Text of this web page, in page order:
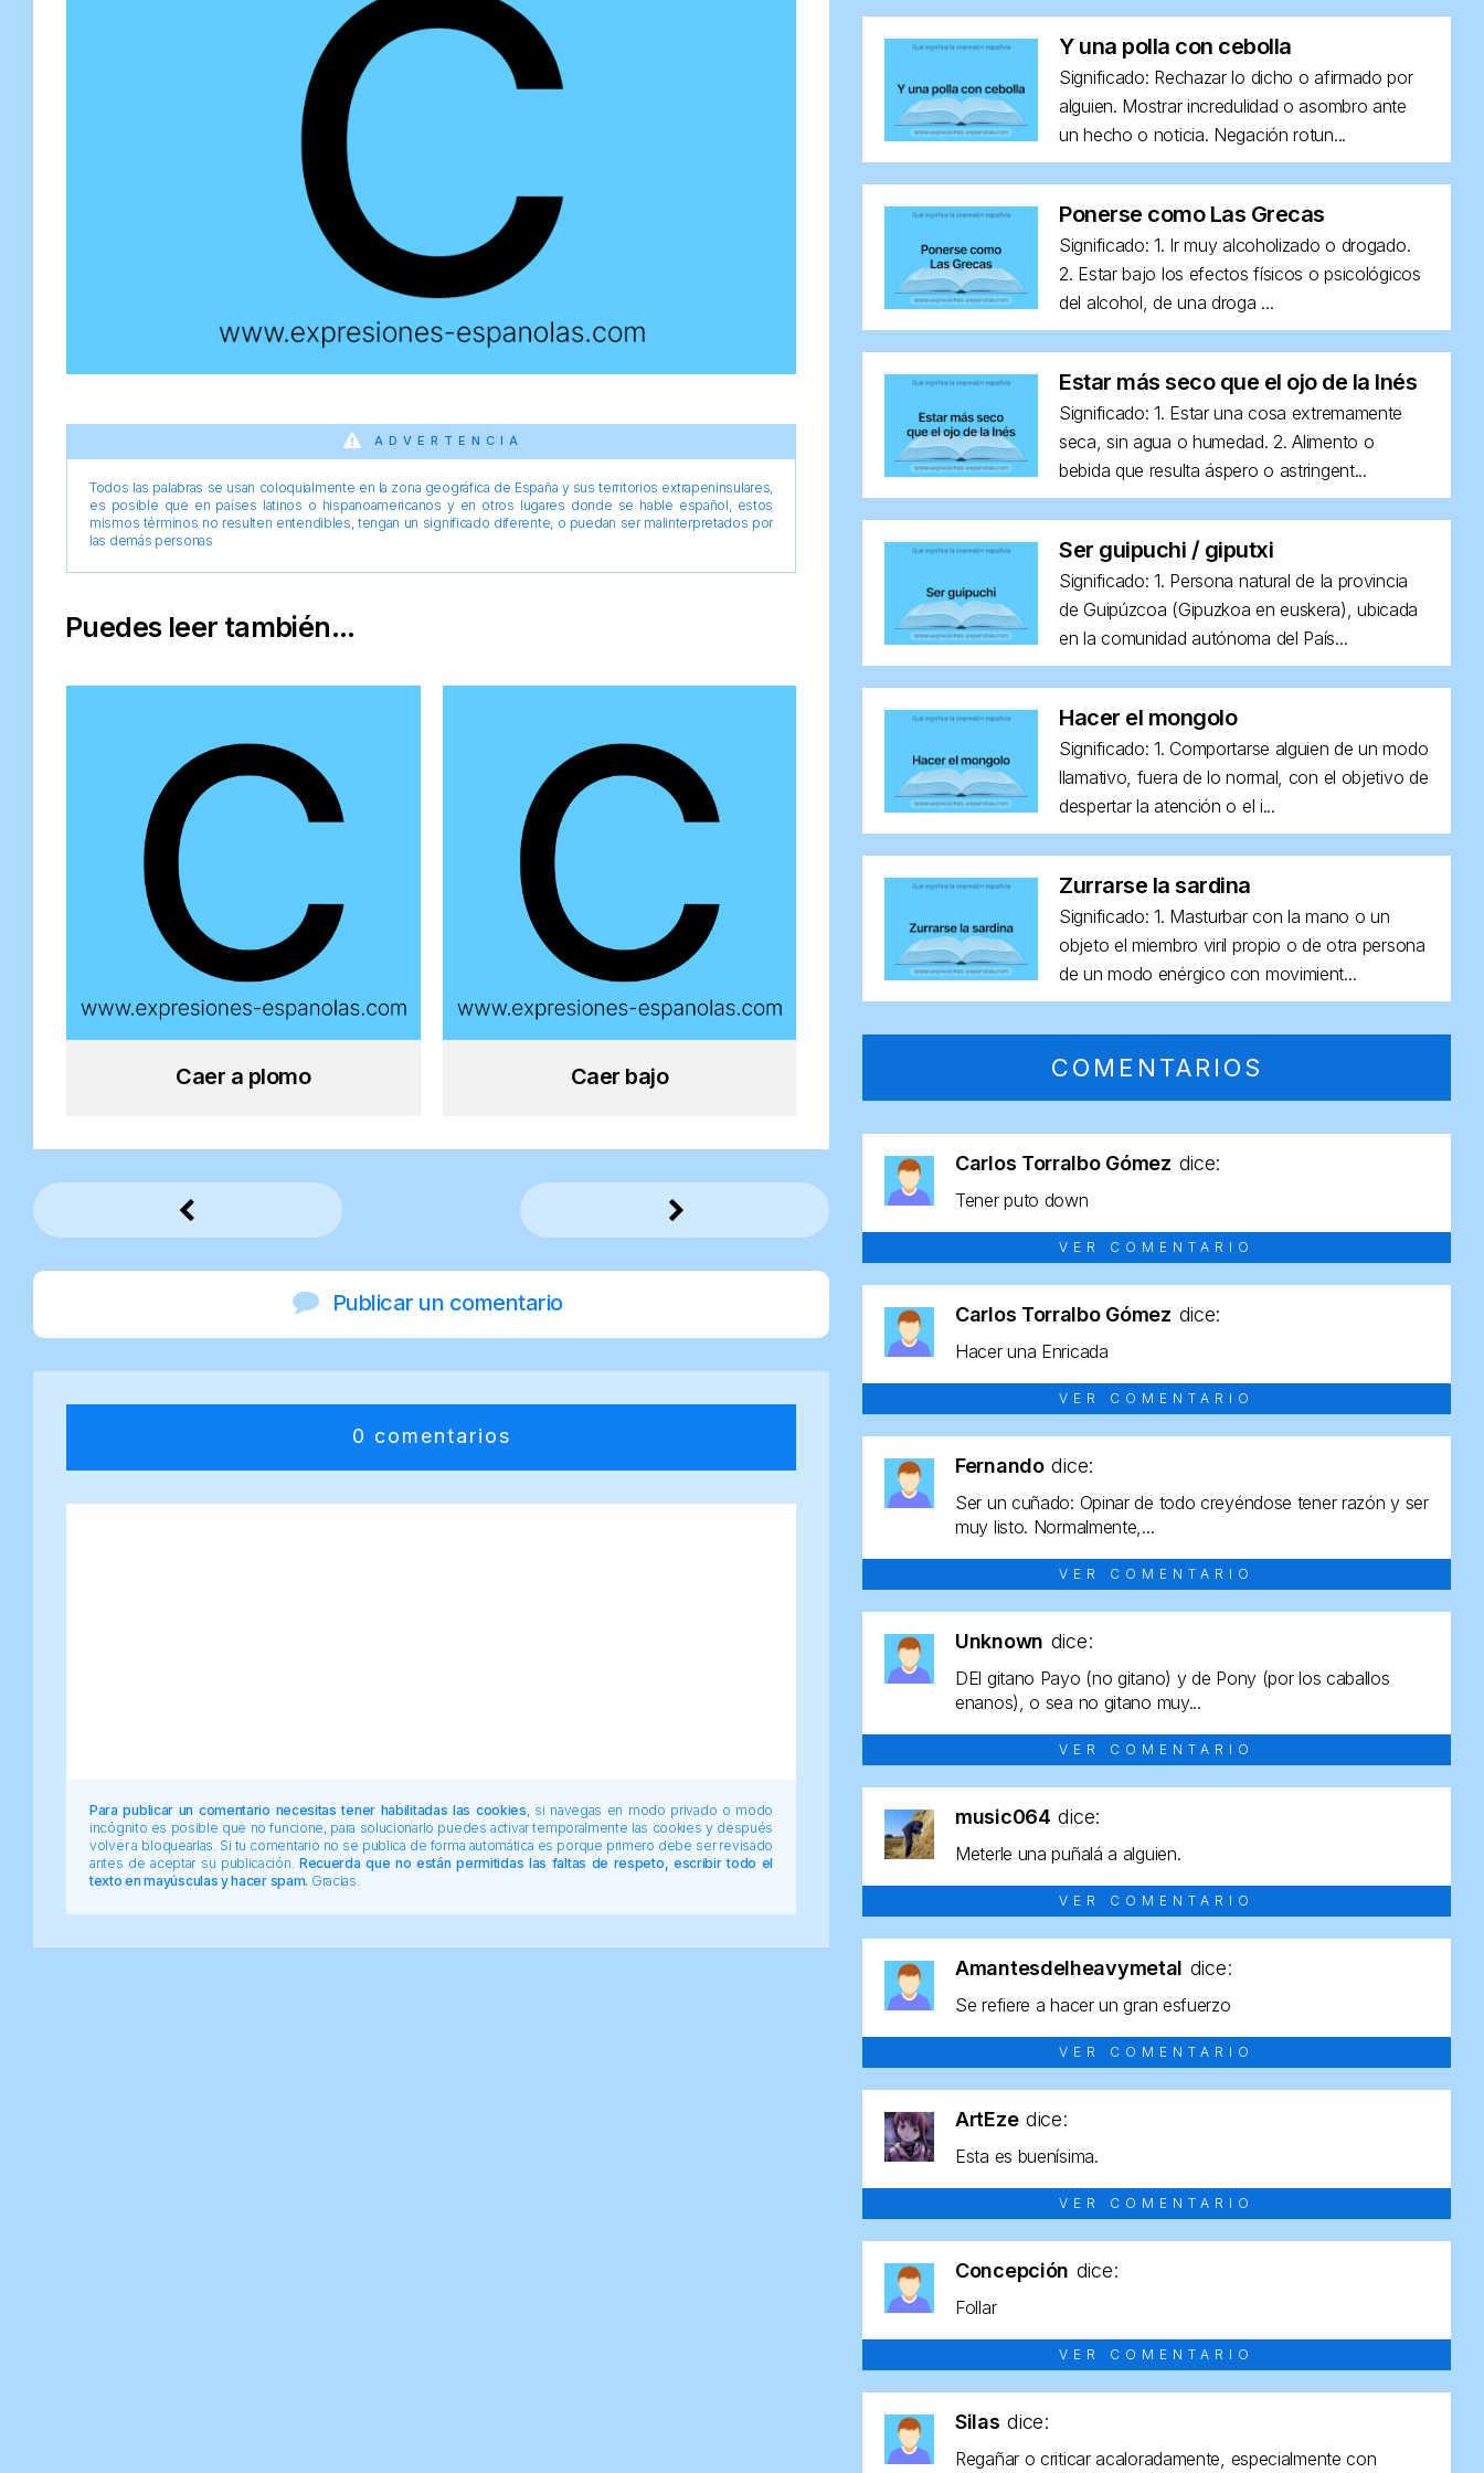
ADVERTENCIA
Todos las palabras se usan coloquialmente en la zona geográfica de España y sus territorios extrapeninsulares,
es posible que en países latinos o hispanoamericanos y en otros lugares donde se hable español, estos
mismos términos no resulten entendibles, tengan un significado diferente, o puedan ser malinterpretados por
las demás personas
Puedes leer también...
Caer a plomo Caer bajo
Publicar un comentario
0 comentarios
Para publicar un comentario necesitas tener habilitadas las cookies , si navegas en modo privado o modo
incógnito es posible que no funcione, para solucionarlo puedes activar temporalmente las cookies y después
volver a bloquearlas. Si tu comentario no se publica de forma automática es porque primero debe ser revisado
antes de aceptar su publicación. Recuerda que no están permitidas las faltas de respeto, escribir todo el
texto en mayúsculas y hacer spam. Gracias.
Y una polla con cebolla
Significado: Rechazar lo dicho o afirmado por
alguien. Mostrar incredulidad o asombro ante
un hecho o noticia. Negación rotun...
Ponerse como Las Grecas
Significado: 1. Ir muy alcoholizado o drogado.
2. Estar bajo los efectos físicos o psicológicos
del alcohol, de una droga ...
Estar más seco que el ojo de la Inés
Significado: 1. Estar una cosa extremamente
seca, sin agua o humedad. 2. Alimento o
bebida que resulta áspero o astringent...
Ser guipuchi / giputxi
Significado: 1. Persona natural de la provincia
de Guipúzcoa (Gipuzkoa en euskera), ubicada
en la comunidad autónoma del País...
Hacer el mongolo
Significado: 1. Comportarse alguien de un modo
llamativo, fuera de lo normal, con el objetivo de
despertar la atención o el i...
Zurrarse la sardina
Significado: 1. Masturbar con la mano o un
objeto el miembro viril propio o de otra persona
de un modo enérgico con movimient...
COMENTARIOS
Carlos Torralbo Gómez dice:
Tener puto down
VER COMENTARIO
Carlos Torralbo Gómez dice:
Hacer una Enricada
VER COMENTARIO
Fernando dice:
Ser un cuñado: Opinar de todo creyéndose tener razón y ser
muy listo. Normalmente,...
VER COMENTARIO
Unknown dice:
DEl gitano Payo (no gitano) y de Pony (por los caballos
enanos), o sea no gitano muy...
VER COMENTARIO
music064 dice:
Meterle una puñalá a alguien.
VER COMENTARIO
Amantesdelheavymetal dice:
Se refiere a hacer un gran esfuerzo
VER COMENTARIO
ArtEze dice:
Esta es buenísima.
VER COMENTARIO
Concepción dice:
Follar
VER COMENTARIO
Silas dice:
Regañar o criticar acaloradamente, especialmente con